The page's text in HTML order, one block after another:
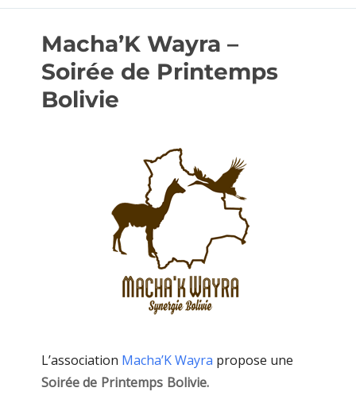
Macha’K Wayra –
Soirée de Printemps
Bolivie
L’association Macha’K Wayra propose une
Soirée de Printemps Bolivie.